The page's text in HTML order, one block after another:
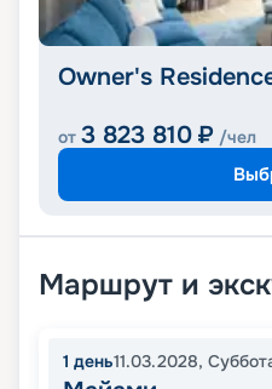
Owner's
от 3 823 810 ₽ /чел
Маршрут и
1 день11.03.2028,